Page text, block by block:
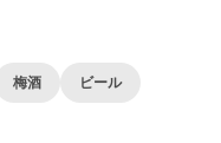
梅酒 ビール